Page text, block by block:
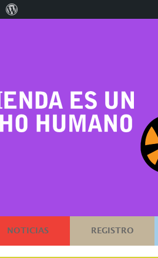
NOTICIAS REGISTRO